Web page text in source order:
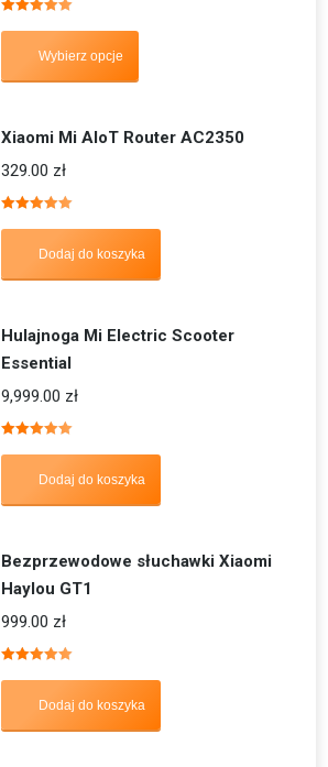
5.00
Wybierz opcje
Xiaomi Mi AIoT Router AC2350
329.00 zł
5.00
Dodaj do koszyka
Hulajnoga Mi Electric Scooter
Essential
9,999.00 zł
5.00
Dodaj do koszyka
Bezprzewodowe słuchawki Xiaomi
Haylou GT1
999.00 zł
5.00
Dodaj do koszyka